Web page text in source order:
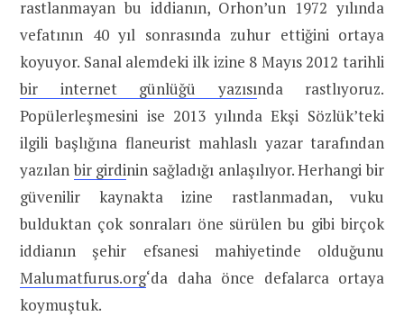
rastlanmayan bu iddianın, Orhon’un 1972 yılında
vefatının 40 yıl sonrasında zuhur ettiğini ortaya
koyuyor. Sanal alemdeki ilk izine 8 Mayıs 2012 tarihli
bir internet günlüğü yazısında rastlıyoruz.
Popülerleşmesini ise 2013 yılında Ekşi Sözlük’teki
ilgili başlığına flaneurist mahlaslı yazar tarafından
yazılanbir girdinin sağladığı anlaşılıyor. Herhangi bir
güvenilir kaynakta izine rastlanmadan, vuku
bulduktan çok sonraları öne sürülen bu gibi birçok
iddianın şehir efsanesi mahiyetinde olduğunu
Malumatfurus.org‘da daha önce defalarca ortaya
koymuştuk.